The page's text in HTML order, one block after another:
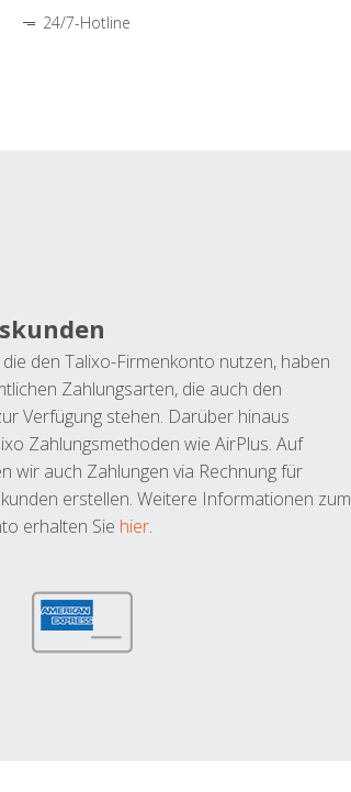
24/7-Hotline
den Talixo-Firmenkonto nutzen, haben
Zahlungsarten, die auch den
Verfügung stehen. Darüber hinaus
Zahlungsmethoden wie AirPlus. Auf
wir auch Zahlungen via Rechnung für
erstellen. Weitere Informationen zum
erhalten Sie hier.